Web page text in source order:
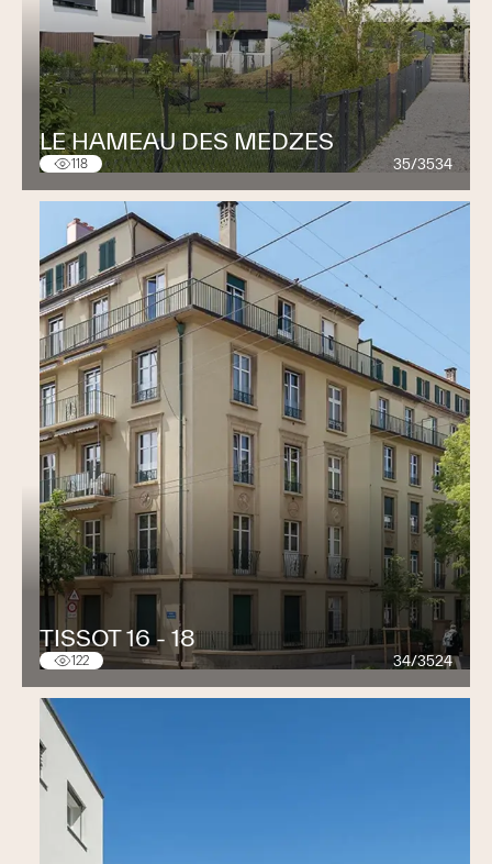
LE HAMEAU DES MEDZES
118 35/3534
TISSOT 16 - 18
122 34/3524